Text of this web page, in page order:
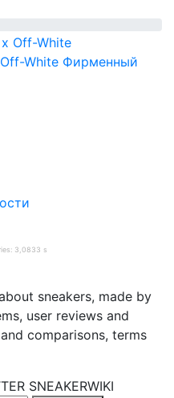
White Фирменный
3,0833 s
sneakers, made by
user reviews and
comparisons, terms
SNEAKERWIKI